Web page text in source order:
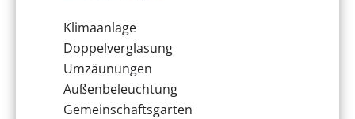
Klimaanlage
Doppelverglasung
Umzäunungen
Außenbeleuchtung
Gemeinschaftsgarten